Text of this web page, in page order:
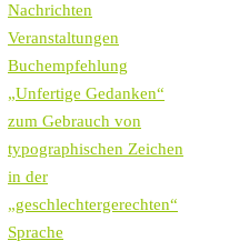
Nachrichten
Veranstaltungen
Buchempfehlung
„Unfertige Gedanken“
zum Gebrauch von
typographischen Zeichen
in der
„geschlechtergerechten“
Sprache